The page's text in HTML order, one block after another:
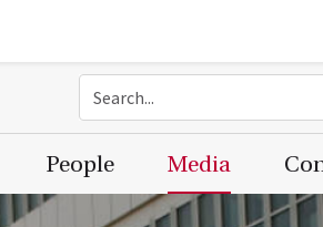
People Media